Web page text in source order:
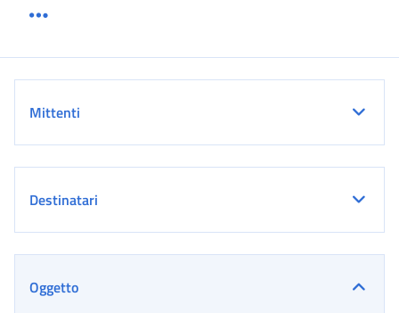
Mittenti
Destinatari
Oggetto